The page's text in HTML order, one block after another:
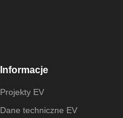
Informacje
Projekty EV
Dane techniczne EV